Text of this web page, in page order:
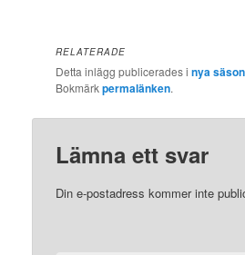
RELATERADE
Detta inlägg publicerades i nya
Bokmärkpermalänken.
Lämna ett svar
Din e-postadress kommer inte